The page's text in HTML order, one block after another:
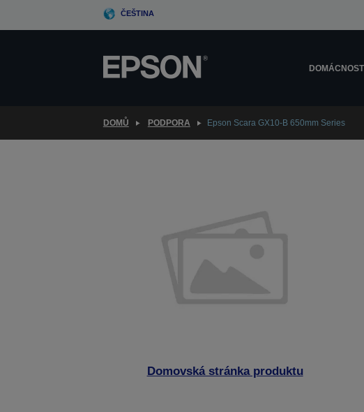
ČEŠTINA
DOMÁCNOST
DOMŮ PODPORA Epson Scara GX10-B 650mm Series
Domovská stránka produktu